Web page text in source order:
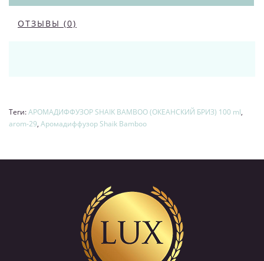
ОТЗЫВЫ (0)
Теги:АРОМАДИФФУЗОР SHAIK BAMBOO (ОКЕАНСКИЙ БРИЗ) 100 ml,
arom-29, Аромадиффузор Shaik Bamboo